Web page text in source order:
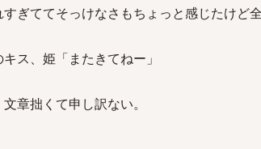
ぎててそっけなさもちょっと感じたけど
ス、姫「またきてねー」
章拙くて申し訳ない。